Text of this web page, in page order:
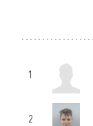
1
2